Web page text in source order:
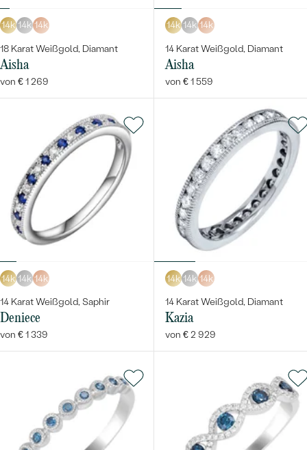
14k 14k 14k
18 Karat Weißgold, Diamant
Aisha
von € 1 269
14k 14k 14k
14 Karat Weißgold, Diamant
Aisha
von € 1 559
14k 14k 14k
14 Karat Weißgold, Saphir
Deniece
von € 1 339
14k 14k 14k
14 Karat Weißgold, Diamant
Kazia
von € 2 929